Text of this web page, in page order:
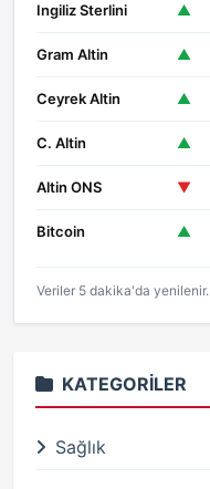
Ingiliz Sterlini ▲
Gram Altin ▲
Ceyrek Altin ▲
C. Altin ▲
Altin ONS ▼
Bitcoin ▲
Veriler 5 dakika'da yenilenir.
KATEGORILER
Sağlık